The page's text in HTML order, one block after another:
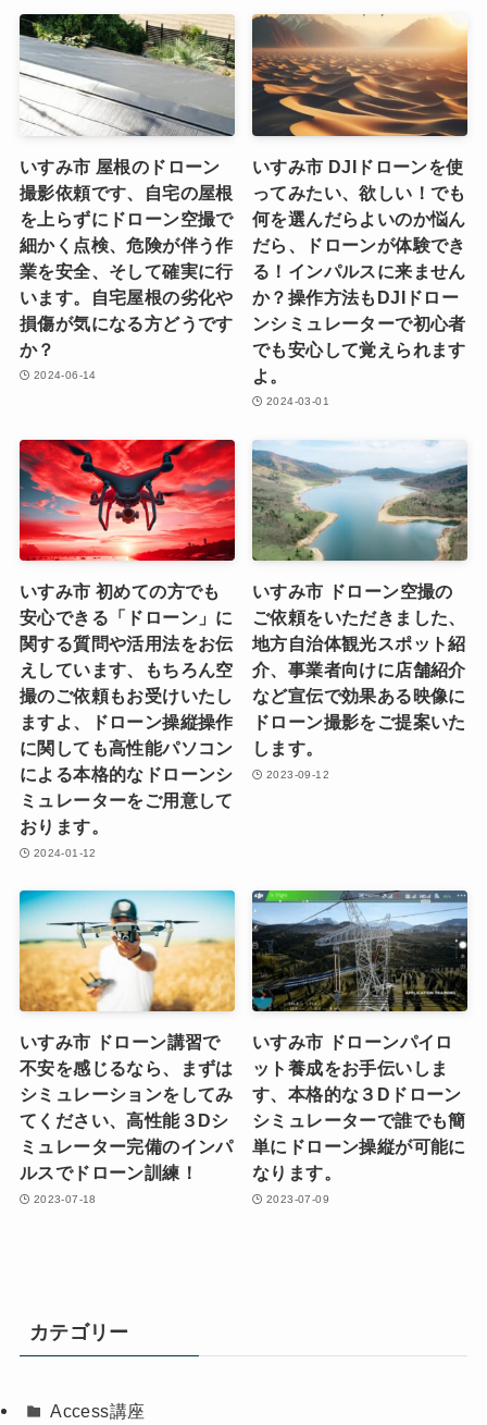
いすみ市 屋根のドローン
撮影依頼です、自宅の屋根
を上らずにドローン空撮で
細かく点検、危険が伴う作
業を安全、そして確実に行
います。自宅屋根の劣化や
損傷が気になる方どうです
か？
2024-06-14
いすみ市 DJIドローンを使
ってみたい、欲しい！でも
何を選んだらよいのか悩ん
だら、ドローンが体験でき
る！インパルスに来ません
か？操作方法もDJIドロー
ンシミュレーターで初心者
でも安心して覚えられます
よ。
2024-03-01
いすみ市 初めての方でも
安心できる「ドローン」に
関する質問や活用法をお伝
えしています、もちろん空
撮のご依頼もお受けいたし
ますよ、ドローン操縦操作
に関しても高性能パソコン
による本格的なドローンシ
ミュレーターをご用意して
おります。
2024-01-12
いすみ市 ドローン空撮の
ご依頼をいただきました、
地方自治体観光スポット紹
介、事業者向けに店舗紹介
など宣伝で効果ある映像に
ドローン撮影をご提案いた
します。
2023-09-12
いすみ市 ドローン講習で
不安を感じるなら、まずは
シミュレーションをしてみ
てください、高性能３Dシ
ミュレーター完備のインパ
ルスでドローン訓練！
2023-07-18
いすみ市 ドローンパイロ
ット養成をお手伝いしま
す、本格的な３Dドローン
シミュレーターで誰でも簡
単にドローン操縦が可能に
なります。
2023-07-09
カテゴリー
Access講座